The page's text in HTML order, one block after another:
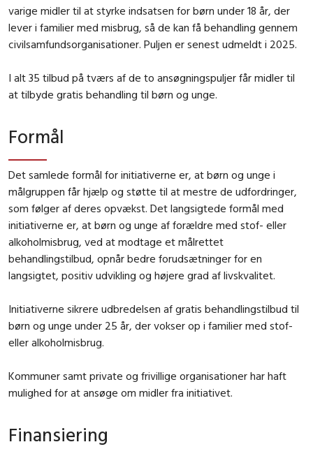
varige midler til at styrke indsatsen for børn under 18 år, der
lever i familier med misbrug, så de kan få behandling gennem
civilsamfundsorganisationer. Puljen er senest udmeldt i 2025.
I alt 35 tilbud på tværs af de to ansøgningspuljer får midler til
at tilbyde gratis behandling til børn og unge.
Formål
Det samlede formål for initiativerne er, at børn og unge i
målgruppen får hjælp og støtte til at mestre de udfordringer,
som følger af deres opvækst. Det langsigtede formål med
initiativerne er, at børn og unge af forældre med stof- eller
alkoholmisbrug, ved at modtage et målrettet
behandlingstilbud, opnår bedre forudsætninger for en
langsigtet, positiv udvikling og højere grad af livskvalitet.
Initiativerne sikrere udbredelsen af gratis behandlingstilbud til
børn og unge under 25 år, der vokser op i familier med stof-
eller alkoholmisbrug.
Kommuner samt private og frivillige organisationer har haft
mulighed for at ansøge om midler fra initiativet.
Finansiering